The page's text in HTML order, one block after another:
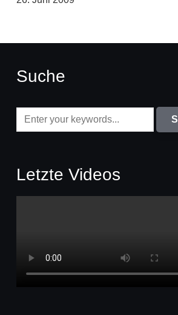
Suche
Letzte Videos